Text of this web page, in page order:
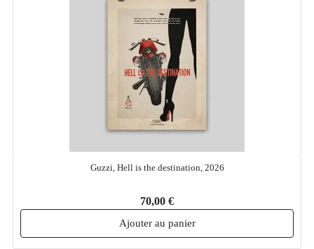
Guzzi, Hell is the destination, 2026
70,00 €
Ajouter au panier